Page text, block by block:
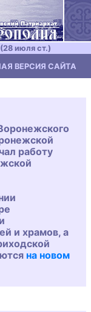
июля ст.)
ВЕРСИЯ САЙТА
работу
и храмов, а
на новом